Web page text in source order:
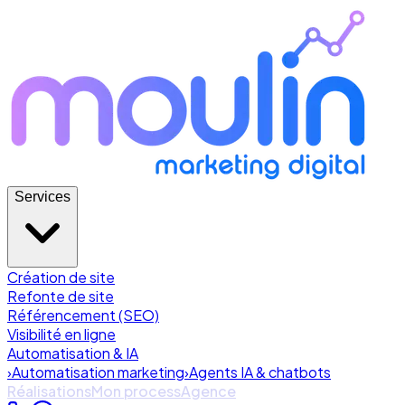
Services
Création de site
Refonte de site
Référencement (SEO)
Visibilité en ligne
Automatisation & IA
›Automatisation marketing›Agents IA & chatbots
RéalisationsMon processAgence